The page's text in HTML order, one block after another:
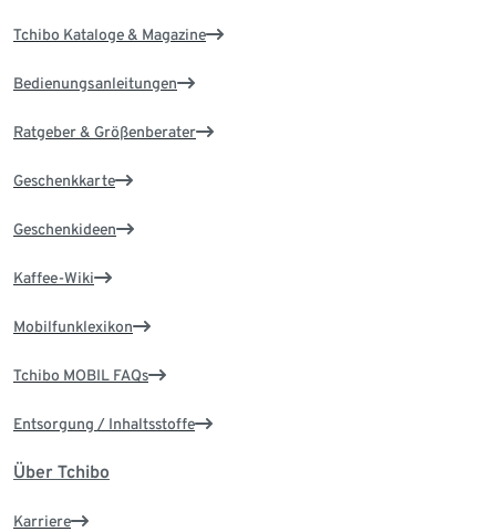
Tchibo Kataloge & Magazine
Bedienungsanleitungen
Ratgeber & Größenberater
Geschenkkarte
Geschenkideen
Kaffee-Wiki
Mobilfunklexikon
Tchibo MOBIL FAQs
Entsorgung / Inhaltsstoffe
Über Tchibo
Karriere